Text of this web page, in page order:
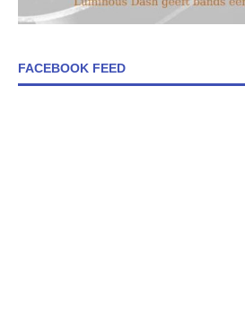
FACEBOOK FEED